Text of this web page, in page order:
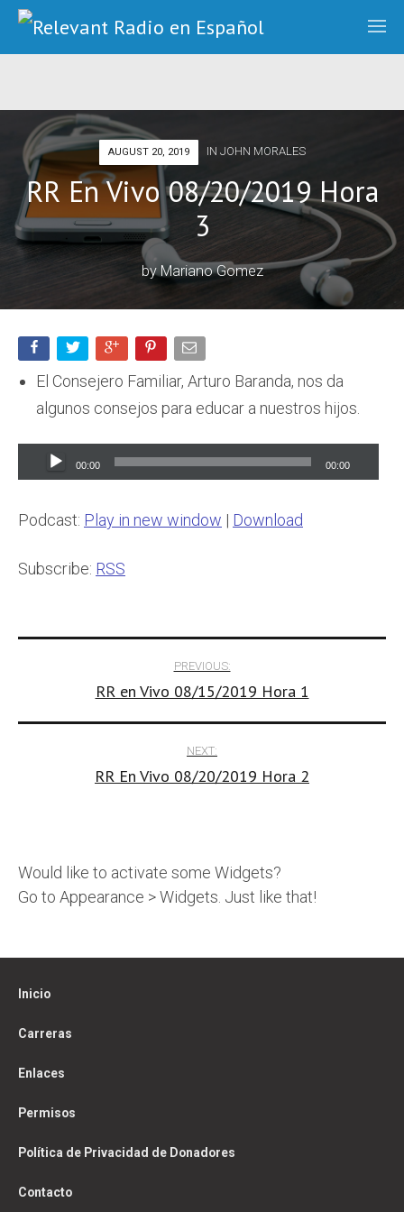
AUGUST 20, 2019 IN JOHN MORALES
RR En Vivo 08/20/2019 Hora
3
byMariano Gomez
El Consejero Familiar, Arturo Baranda, nos da
algunos consejos para educar a nuestros hijos.
Audio
Player
00:00 00:00
Podcast: Play in new window | Download
Subscribe: RSS
navigation
PREVIOUS:
RR en Vivo 08/15/2019 Hora 1
NEXT:
RR En Vivo 08/20/2019 Hora 2
Would like to activate some Widgets?
Go to Appearance > Widgets. Just like that!
Inicio
Carreras
Enlaces
Permisos
Política de Privacidad de Donadores
Contacto